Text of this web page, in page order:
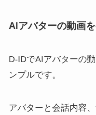
AIアバターの動画
D-IDでAIアバターの
ンプルです。
アバターと会話内容